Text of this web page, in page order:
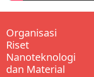
Organisasi
Riset
Nanoteknologi
dan Material